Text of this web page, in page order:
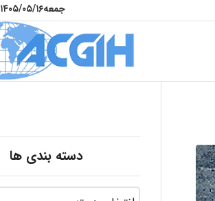
جمعه۱۴۰۵/۰۵/۱۶
دسته بندی ها